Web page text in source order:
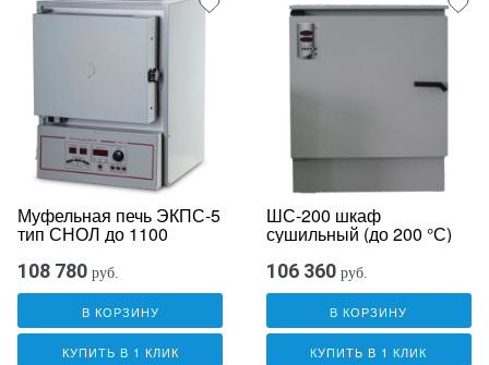
Муфельная печь ЭКПС-5
тип СНОЛ до 1100
108 780 руб.
В КОРЗИНУ
КУПИТЬ В 1 КЛИК
ШС-200 шкаф
сушильный (до 200 °С)
106 360 руб.
В КОРЗИНУ
КУПИТЬ В 1 КЛИК